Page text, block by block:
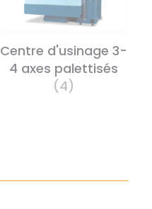
Centre d'usinage 3-
4 axes palettisés
(4)